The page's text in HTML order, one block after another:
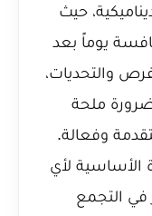
حيث
يوماً بعد
والتحديات،
ضرورة ملحة
وفعالة.
الأساسية لأي
في التجمع